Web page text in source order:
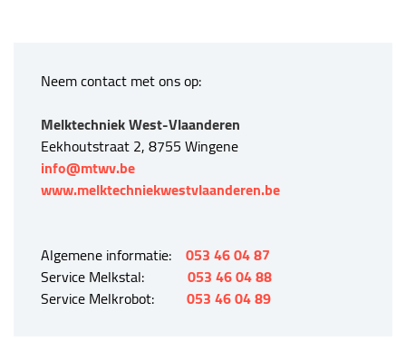
Neem contact met ons op:
Melktechniek West-Vlaanderen
Eekhoutstraat 2, 8755 Wingene
info@mtwv.be
www.melktechniekwestvlaanderen.be
Algemene informatie: 053 46 04 87
Service Melkstal: 053 46 04 88
Service Melkrobot: 053 46 04 89